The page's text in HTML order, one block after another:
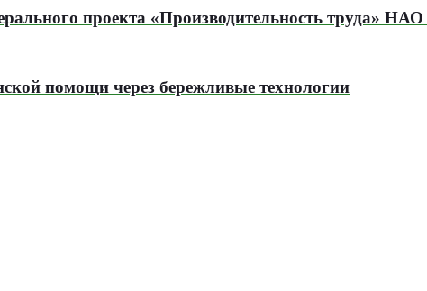
проекта «Производительность труда»
помощи через бережливые технологии